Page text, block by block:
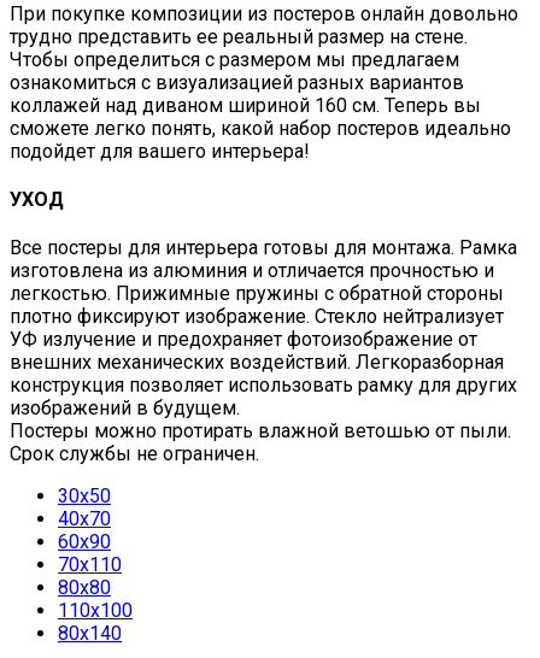
При покупке композиции из постеров онлайн довольно
трудно представить ее реальный размер на стене.
Чтобы определиться с размером мы предлагаем
ознакомиться с визуализацией разных вариантов
коллажей над диваном шириной 160 см. Теперь вы
сможете легко понять, какой набор постеров идеально
подойдет для вашего интерьера!
УХОД
Все постеры для интерьера готовы для монтажа. Рамка
изготовлена из алюминия и отличается прочностью и
легкостью. Прижимные пружины с обратной стороны
плотно фиксируют изображение. Стекло нейтрализует
УФ излучение и предохраняет фотоизображение от
внешних механических воздействий. Легкоразборная
конструкция позволяет использовать рамку для других
изображений в будущем.
Постеры можно протирать влажной ветошью от пыли.
Срок службы не ограничен.
30х50
40х70
60х90
70х110
80х80
110х100
80х140